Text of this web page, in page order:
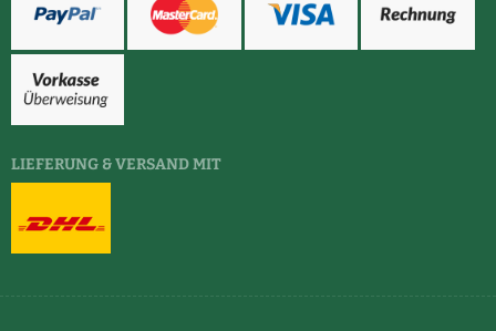
LIEFERUNG & VERSAND MIT